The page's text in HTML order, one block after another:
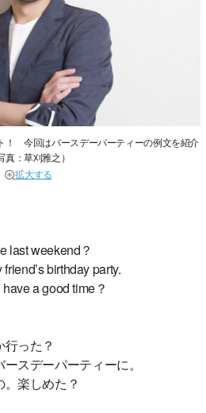
！ 今回はバースデーパーティーの例文を紹介
真：草刈雅之）
拡大する
last weekend？
birthday party.
a good time？
った？
スデーパーティーに。
楽しめた？